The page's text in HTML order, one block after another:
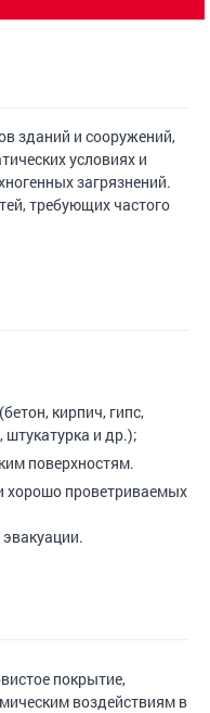
зданий и сооружений,
условиях и
загрязнений.
требующих частого
кирпич, гипс,
штукатурка и др.);
поверхностям.
хорошо проветриваемых
покрытие,
воздействиям в